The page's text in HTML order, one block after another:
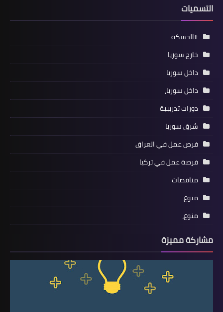
التسميات
#الحسكة
خارج سوريا
داخل سوريا
داخل سوريا،
دورات تدريبية
شرق سوريا
فرص عمل في العراق
فرصة عمل في تركيا
مناقصات
منوع
منوع،
مشاركة مميزة